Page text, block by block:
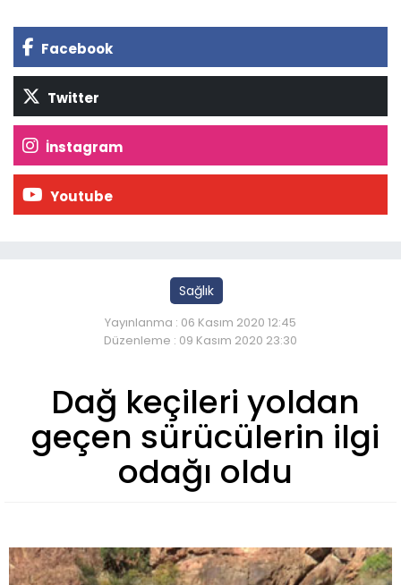
Facebook
Twitter
İnstagram
Youtube
Sağlık
Yayınlanma : 06 Kasım 2020 12:45
Düzenleme : 09 Kasım 2020 23:30
Dağ keçileri yoldan
geçen sürücülerin ilgi
odağı oldu